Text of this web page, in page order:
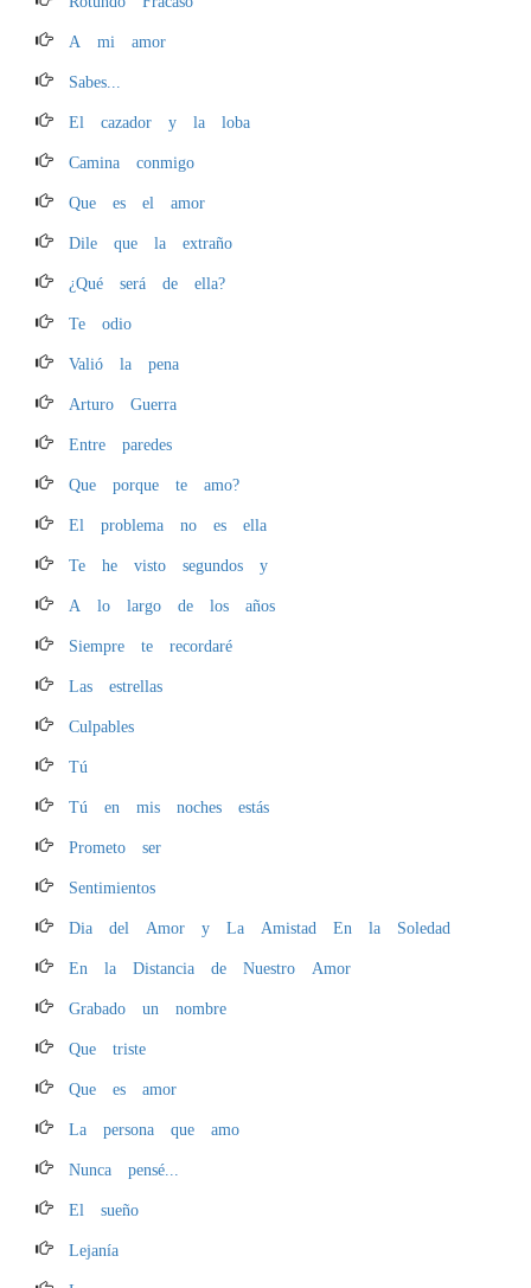
A mi amor
Sabes...
El cazador y la loba
Camina conmigo
Que es el amor
Dile que la extraño
¿Qué será de ella?
Te odio
Valió la pena
Arturo Guerra
Entre paredes
Que porque te amo?
El problema no es ella
Te he visto segundos y
A lo largo de los años
Siempre te recordaré
Las estrellas
Culpables
Tú
Tú en mis noches estás
Prometo ser
Sentimientos
Dia del Amor y La Amistad En la Soledad
En la Distancia de Nuestro Amor
Grabado un nombre
Que triste
Que es amor
La persona que amo
Nunca pensé...
El sueño
Lejanía